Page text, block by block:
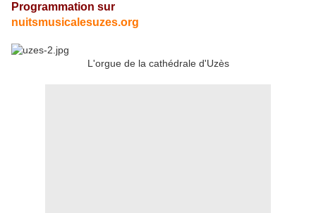
Programmation sur
nuitsmusicalesuzes.org
L'orgue de la cathédrale d'Uzès